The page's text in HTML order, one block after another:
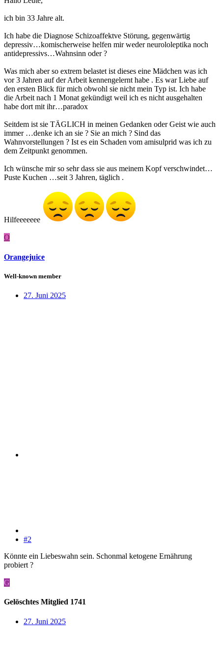
ich bin 33 Jahre alt.
Ich habe die Diagnose Schizoaffektve Störung, gegenwärtig
depressiv…komischerweise helfen mir weder neurololeptika noch
antidepressivs…Wahnsinn oder ?
Was mich aber so extrem belastet ist dieses eine Mädchen was ich
vor 3 Jahren auf der Arbeit kennengelernt habe . Es war Liebe auf
den ersten Blick für mich obwohl sie nicht mein Typ ist. Ich habe
die Arbeit nach 1 Monat gekündigt weil ich es nicht ausgehalten
habe dort mit ihr…paradox
Seitdem ist sie TÄGLICH in meinen Gedanken oder Geist wie auch
immer …denke ich an sie ? Sie an mich ? Sind das
Wahnvorstellungen ? Ist es ein Schaden vom amisulprid was ich zu
dem Zeitpunkt genommen.
Ich wünsche mir so sehr dass sie aus meinem Kopf verschwindet…
Puste Kuchen …seit 3 Jahren, täglich .
Hilfeeeeeee
O
Orangejuice
Well-known member
27. Juni 2025
#2
Könnte ein Liebeswahn sein. Schonmal ketogene Ernährung
probiert ?
G
Gelöschtes Mitglied 1741
27. Juni 2025